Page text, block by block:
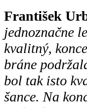
František
jednoznačne
kvalitný,
bráne
bol tak isto
šance. Na